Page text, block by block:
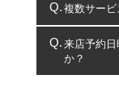
コクピッ
複数サービ
複数サー
一部の商品・
出来ないもの
来店予約
か？